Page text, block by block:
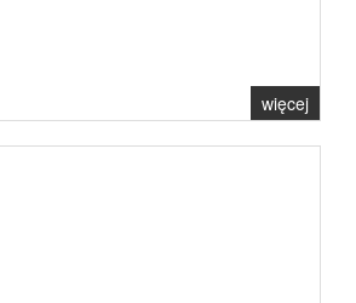
więcej